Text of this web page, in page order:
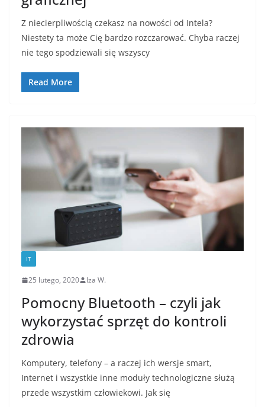
Z niecierpliwością czekasz na nowości od Intela?
Niestety ta może Cię bardzo rozczarować. Chyba raczej
nie tego spodziewali się wszyscy
Read More
IT
25 lutego, 2020 Iza W.
Pomocny Bluetooth – czyli jak
wykorzystać sprzęt do kontroli
zdrowia
Komputery, telefony – a raczej ich wersje smart,
Internet i wszystkie inne moduły technologiczne służą
przede wszystkim człowiekowi. Jak się